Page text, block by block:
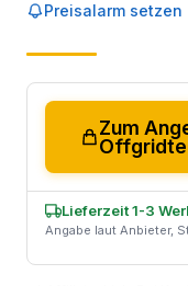
Preisalarm setzen
Zum
Lieferzeit 1-3
Angabe laut Anbieter,